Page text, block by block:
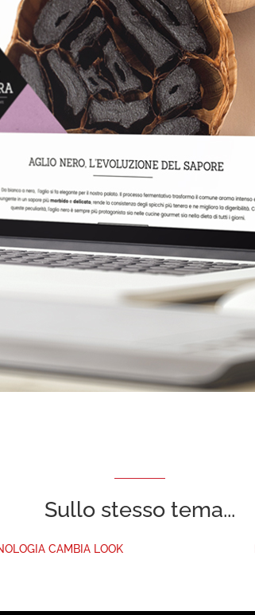
Sullo stesso tema...
CAMBIA LOOK